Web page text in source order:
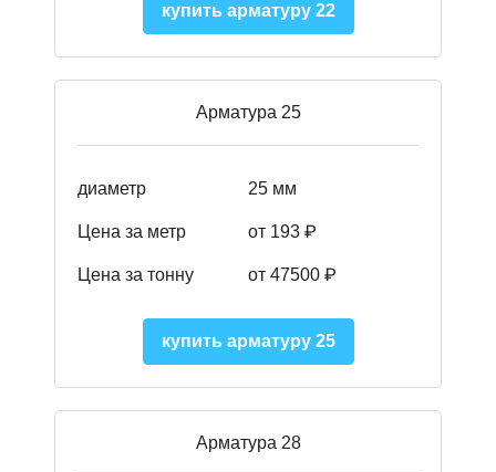
купить арматуру 22
Арматура 25
диаметр 25 мм
Цена за метр от 193 ₽
Цена за тонну от 47500 ₽
купить арматуру 25
Арматура 28